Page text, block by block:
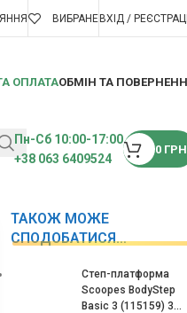
ВИБРАНЕВХІД /
ОПЛАТАОБМІН ТА
Пн-Сб 10:00-17:00
+38 063 6409524
0 ГРН
ТАКОЖ МОЖЕ
СПОДОБАТИСЯ…
Степ-платформа
Scoopes BodyStep
Basic 3 (115159) 3